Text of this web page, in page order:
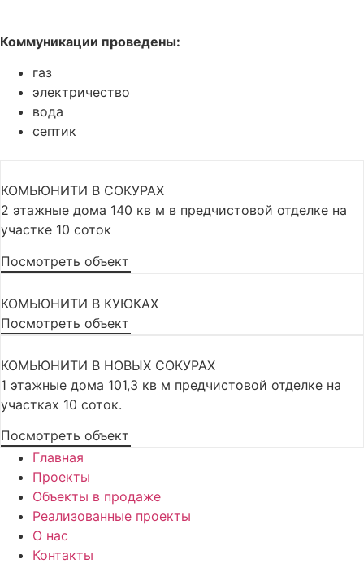
Коммуникации проведены:
газ
электричество
вода
септик
КОМЬЮНИТИ В СОКУРАХ
2 этажные дома 140 кв м в предчистовой отделке на
участке 10 соток
Посмотреть объект
КОМЬЮНИТИ В КУЮКАХ
Посмотреть объект
КОМЬЮНИТИ В НОВЫХ СОКУРАХ
1 этажные дома 101,3 кв м предчистовой отделке на
участках 10 соток.
Посмотреть объект
Главная
Проекты
Объекты в продаже
Реализованные проекты
О нас
Контакты